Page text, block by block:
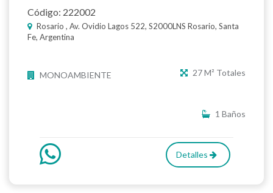
Código: 222002
Rosario , Av. Ovidio Lagos 522, S2000LNS Rosario, Santa
Fe, Argentina
MONOAMBIENTE 27 M² Totales
1 Baños
Detalles